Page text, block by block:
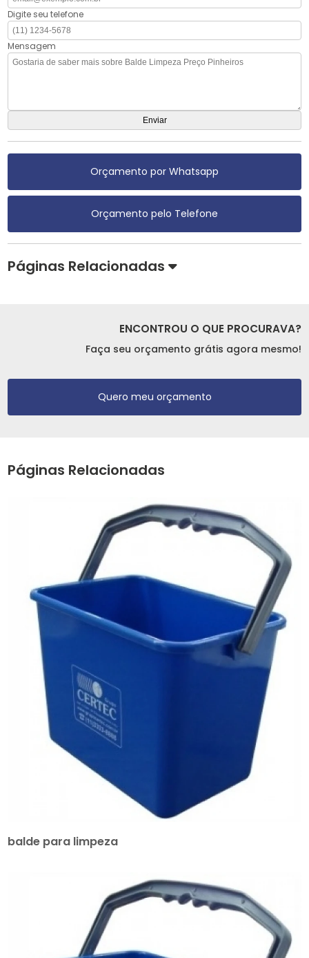
Digite seu telefone
Mensagem
Orçamento por Whatsapp
Orçamento pelo Telefone
Páginas Relacionadas
ENCONTROU O QUE PROCURAVA?
Faça seu orçamento grátis agora mesmo!
Quero meu orçamento
Páginas Relacionadas
balde para limpeza